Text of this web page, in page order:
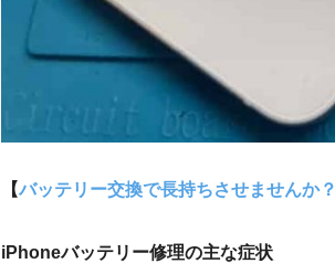
【バッテリー交換で長持ちさせませんか？
iPhoneバッテリー修理の主な症状